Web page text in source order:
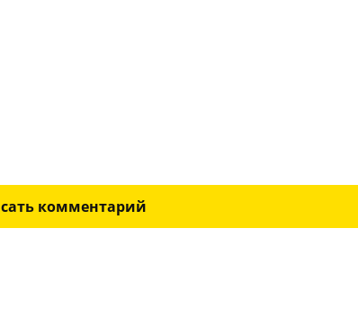
комментарий